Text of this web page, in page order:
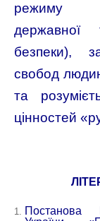
режиму
державної
безпеки),
свобод
та
цінностей
Постанова